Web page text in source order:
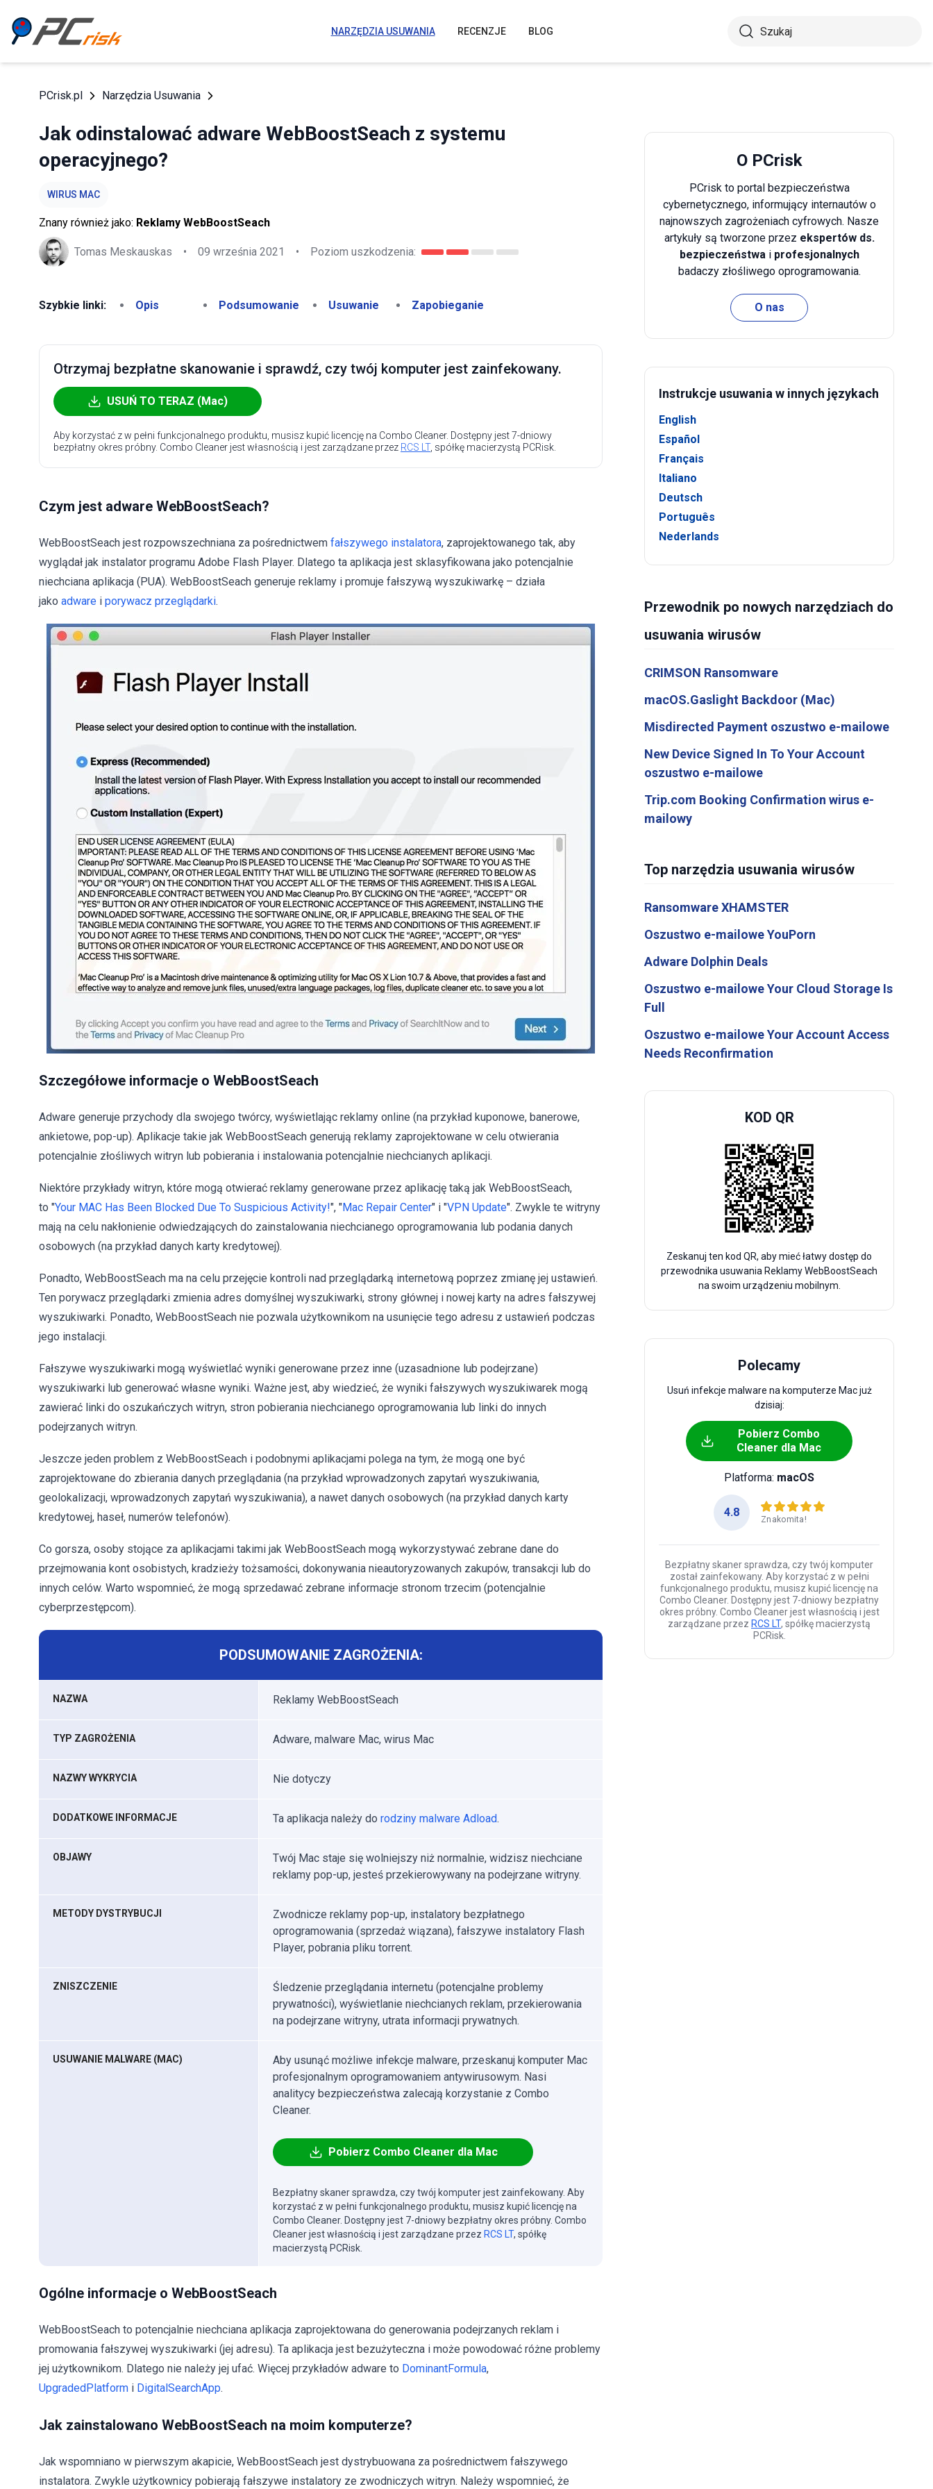
NARZĘDZIA USUWANIA RECENZJE BLOG
PCrisk.pl Narzędzia Usuwania
Jak odinstalować adware WebBoostSeach z systemu
operacyjnego?
WIRUS MAC
Znany również jako: Reklamy WebBoostSeach
Tomas Meskauskas • 09 września 2021 • Poziom uszkodzenia:
Szybkie linki: Opis Podsumowanie Usuwanie Zapobieganie
Otrzymaj bezpłatne skanowanie i sprawdź, czy twój komputer jest zainfekowany.
USUŃ TO TERAZ (Mac)
Aby korzystać z w pełni funkcjonalnego produktu, musisz kupić licencję na Combo Cleaner. Dostępny jest 7-dniowy
bezpłatny okres próbny. Combo Cleaner jest własnością i jest zarządzane przez RCS LT, spółkę macierzystą PCRisk.
Czym jest adware WebBoostSeach?
WebBoostSeach jest rozpowszechniana za pośrednictwem fałszywego instalatora, zaprojektowanego tak, aby
wyglądał jak instalator programu Adobe Flash Player. Dlatego ta aplikacja jest sklasyfikowana jako potencjalnie
niechciana aplikacja (PUA). WebBoostSeach generuje reklamy i promuje fałszywą wyszukiwarkę – działa
jako adware i porywacz przeglądarki.
Szczegółowe informacje o WebBoostSeach
Adware generuje przychody dla swojego twórcy, wyświetlając reklamy online (na przykład kuponowe, banerowe,
ankietowe, pop-up). Aplikacje takie jak WebBoostSeach generują reklamy zaprojektowane w celu otwierania
potencjalnie złośliwych witryn lub pobierania i instalowania potencjalnie niechcianych aplikacji.
Niektóre przykłady witryn, które mogą otwierać reklamy generowane przez aplikację taką jak WebBoostSeach,
to "Your MAC Has Been Blocked Due To Suspicious Activity!", "Mac Repair Center" i "VPN Update". Zwykle te witryny
mają na celu nakłonienie odwiedzających do zainstalowania niechcianego oprogramowania lub podania danych
osobowych (na przykład danych karty kredytowej).
Ponadto, WebBoostSeach ma na celu przejęcie kontroli nad przeglądarką internetową poprzez zmianę jej ustawień.
Ten porywacz przeglądarki zmienia adres domyślnej wyszukiwarki, strony głównej i nowej karty na adres fałszywej
wyszukiwarki. Ponadto, WebBoostSeach nie pozwala użytkownikom na usunięcie tego adresu z ustawień podczas
jego instalacji.
Fałszywe wyszukiwarki mogą wyświetlać wyniki generowane przez inne (uzasadnione lub podejrzane)
wyszukiwarki lub generować własne wyniki. Ważne jest, aby wiedzieć, że wyniki fałszywych wyszukiwarek mogą
zawierać linki do oszukańczych witryn, stron pobierania niechcianego oprogramowania lub linki do innych
podejrzanych witryn.
Jeszcze jeden problem z WebBoostSeach i podobnymi aplikacjami polega na tym, że mogą one być
zaprojektowane do zbierania danych przeglądania (na przykład wprowadzonych zapytań wyszukiwania,
geolokalizacji, wprowadzonych zapytań wyszukiwania), a nawet danych osobowych (na przykład danych karty
kredytowej, haseł, numerów telefonów).
Co gorsza, osoby stojące za aplikacjami takimi jak WebBoostSeach mogą wykorzystywać zebrane dane do
przejmowania kont osobistych, kradzieży tożsamości, dokonywania nieautoryzowanych zakupów, transakcji lub do
innych celów. Warto wspomnieć, że mogą sprzedawać zebrane informacje stronom trzecim (potencjalnie
cyberprzestępcom).
PODSUMOWANIE ZAGROŻENIA:
NAZWA Reklamy WebBoostSeach
TYP ZAGROŻENIA Adware, malware Mac, wirus Mac
NAZWY WYKRYCIA Nie dotyczy
DODATKOWE INFORMACJE Ta aplikacja należy do rodziny malware Adload.
OBJAWY
Twój Mac staje się wolniejszy niż normalnie, widzisz niechciane
reklamy pop-up, jesteś przekierowywany na podejrzane witryny.
METODY DYSTRYBUCJI
Zwodnicze reklamy pop-up, instalatory bezpłatnego
oprogramowania (sprzedaż wiązana), fałszywe instalatory Flash
Player, pobrania pliku torrent.
ZNISZCZENIE
Śledzenie przeglądania internetu (potencjalne problemy
prywatności), wyświetlanie niechcianych reklam, przekierowania
na podejrzane witryny, utrata informacji prywatnych.
USUWANIE MALWARE (MAC)
Aby usunąć możliwe infekcje malware, przeskanuj komputer Mac
profesjonalnym oprogramowaniem antywirusowym. Nasi
analitycy bezpieczeństwa zalecają korzystanie z Combo
Cleaner.
Pobierz Combo Cleaner dla Mac
Bezpłatny skaner sprawdza, czy twój komputer jest zainfekowany. Aby
korzystać z w pełni funkcjonalnego produktu, musisz kupić licencję na
Combo Cleaner. Dostępny jest 7-dniowy bezpłatny okres próbny. Combo
Cleaner jest własnością i jest zarządzane przez RCS LT, spółkę
macierzystą PCRisk.
Ogólne informacje o WebBoostSeach
WebBoostSeach to potencjalnie niechciana aplikacja zaprojektowana do generowania podejrzanych reklam i
promowania fałszywej wyszukiwarki (jej adresu). Ta aplikacja jest bezużyteczna i może powodować różne problemy
jej użytkownikom. Dlatego nie należy jej ufać. Więcej przykładów adware to DominantFormula,
UpgradedPlatform i DigitalSearchApp.
Jak zainstalowano WebBoostSeach na moim komputerze?
Jak wspomniano w pierwszym akapicie, WebBoostSeach jest dystrybuowana za pośrednictwem fałszywego
instalatora. Zwykle użytkownicy pobierają fałszywe instalatory ze zwodniczych witryn. Należy wspomnieć, że
O PCrisk
PCrisk to portal bezpieczeństwa
cybernetycznego, informujący internautów o
najnowszych zagrożeniach cyfrowych. Nasze
artykuły są tworzone przez ekspertów ds.
bezpieczeństwai profesjonalnych
badaczy złośliwego oprogramowania.
O nas
Instrukcje usuwania w innych językach
English
Español
Français
Italiano
Deutsch
Português
Nederlands
Przewodnik po nowych narzędziach do
usuwania wirusów
CRIMSON Ransomware
macOS.Gaslight Backdoor (Mac)
Misdirected Payment oszustwo e-mailowe
New Device Signed In To Your Account
oszustwo e-mailowe
Trip.com Booking Confirmation wirus e-
mailowy
Top narzędzia usuwania wirusów
Ransomware XHAMSTER
Oszustwo e-mailowe YouPorn
Adware Dolphin Deals
Oszustwo e-mailowe Your Cloud Storage Is
Full
Oszustwo e-mailowe Your Account Access
Needs Reconfirmation
KOD QR
Zeskanuj ten kod QR, aby mieć łatwy dostęp do
przewodnika usuwania Reklamy WebBoostSeach
na swoim urządzeniu mobilnym.
Polecamy
Usuń infekcje malware na komputerze Mac już
dzisiaj:
Pobierz Combo
Cleaner dla Mac
Platforma: macOS
4.8
Znakomita!
Bezpłatny skaner sprawdza, czy twój komputer
został zainfekowany. Aby korzystać z w pełni
funkcjonalnego produktu, musisz kupić licencję na
Combo Cleaner. Dostępny jest 7-dniowy bezpłatny
okres próbny. Combo Cleaner jest własnością i jest
zarządzane przez RCS LT, spółkę macierzystą
PCRisk.